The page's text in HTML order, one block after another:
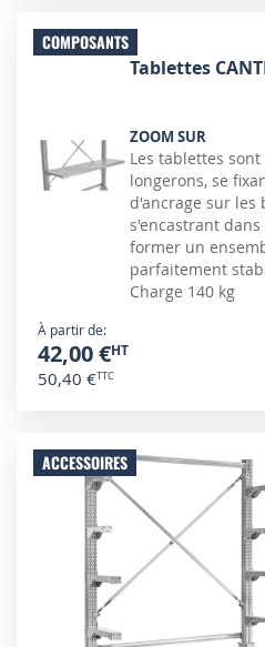
COMPOSANTS
Tablettes
ZOOM SUR
Les tablettes
longerons, se
d'ancrage sur les
s'encastrant
former un
parfaitement
Charge 140 kg
À partir de
42,00 €
50,40 €
ACCESSOIRES